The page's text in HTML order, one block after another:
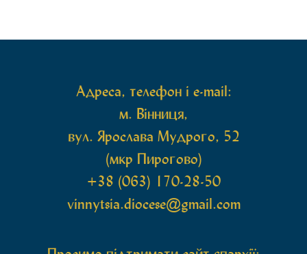
Адреса, телефон і e-mail:
м. Вінниця,
вул. Ярослава Мудрого, 52
(мкр Пирогово)
+38 (063) 170-28-50
vinnytsia.diocese@gmail.com